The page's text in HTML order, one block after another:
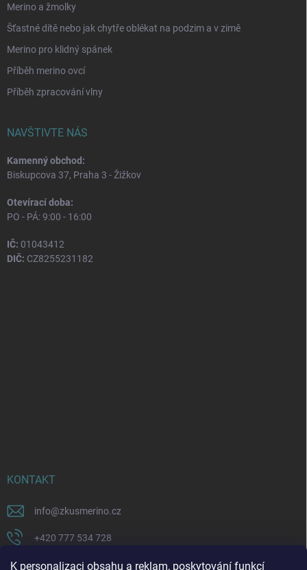
K personalizaci obsahu a reklam, poskytování funkcí
Merino a žmolky
Šťastné dítě nebo jak chytře oblékat na podzim a v zimě
Merino pro klidný spánek
Příběh merino ovcí
Příběh zpracování vlny
NAVŠTIVTE NÁS
Kamenný obchod:
Biskupcova 37, Praha 3 - Žižkov
Otevírací doba:
PO - PÁ: 9:00 - 16:00
IČ: 01043412
DIČ: CZ8255231182
KONTAKT
info@zkusmerino.cz
+420 777 534 728
https://www.facebook.com/zkusmerino/